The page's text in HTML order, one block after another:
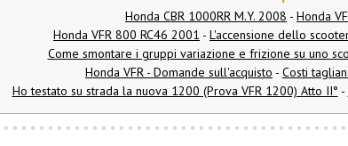
Honda CBR 1000RR M.Y. 2008 - Honda
Honda VFR 800 RC46 2001 - L'accensione dello
Come smontare i gruppi variazione e frizione su uno
Honda VFR - Domande sull'acquisto - Costi
Ho testato su strada la nuova 1200 (Prova VFR 1200) Atto II° -